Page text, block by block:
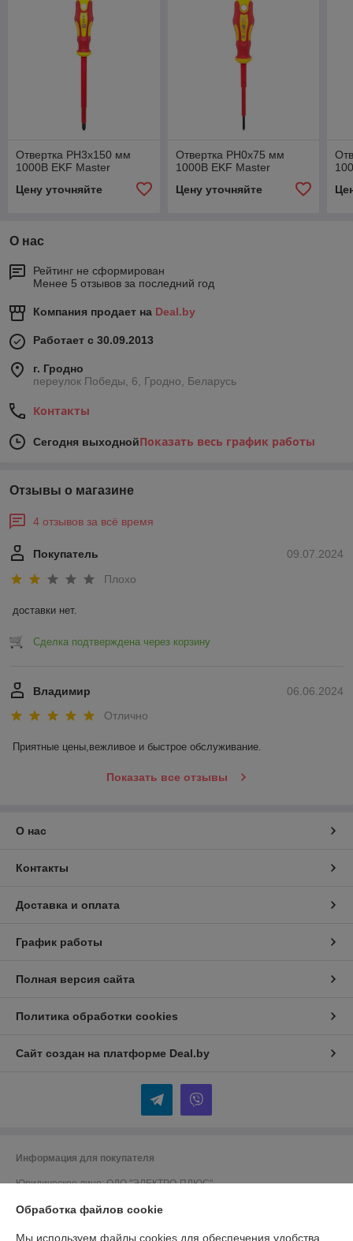
Отвертка PH3x150 мм
1000В EKF Master
Цену уточняйте
Отвертка PH0x75 мм
1000В EKF Master
Цену уточняйте
О нас
Рейтинг не сформирован
Менее 5 отзывов за последний год
Компания продает на Deal.by
Работает с 30.09.2013
г. Гродно
переулок Победы, 6, Гродно, Беларусь
Контакты
Сегодня выходнойПоказать весь график работы
Отзывы о магазине
4 отзывов за всё время
09.07.2024
Покупатель
Плохо
доставки нет.
Сделка подтверждена через корзину
06.06.2024
Владимир
Отлично
Приятные цены,вежливое и быстрое обслуживание.
Показать все отзывы
О нас
Контакты
Доставка и оплата
График работы
Полная версия сайта
Политика обработки cookies
Сайт создан на платформе Deal.by
Информация для покупателя
Юридическое лицо:ОДО "ЭЛЕКТРО-ПЛЮС"
Обработка файлов cookie
Мы используем файлы cookies для обеспечения удобства